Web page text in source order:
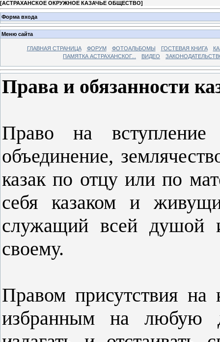
[АСТРАХАНСКОЕ ОКРУЖНОЕ КАЗАЧЬЕ ОБЩЕСТВО]
Форма входа
Меню сайта
ГЛАВНАЯ СТРАНИЦА ФОРУМ ФОТОАЛЬБОМЫ ГОСТЕВАЯ КНИГА
ПАМЯТКА АСТРАХАНСКОГ...
ВИДЕО
Права и обязанности
Право на
объединение,
казак по отцу или по
себя казаком и
служащий всей душой
своему.
Правом присутствия на
избранным на любую